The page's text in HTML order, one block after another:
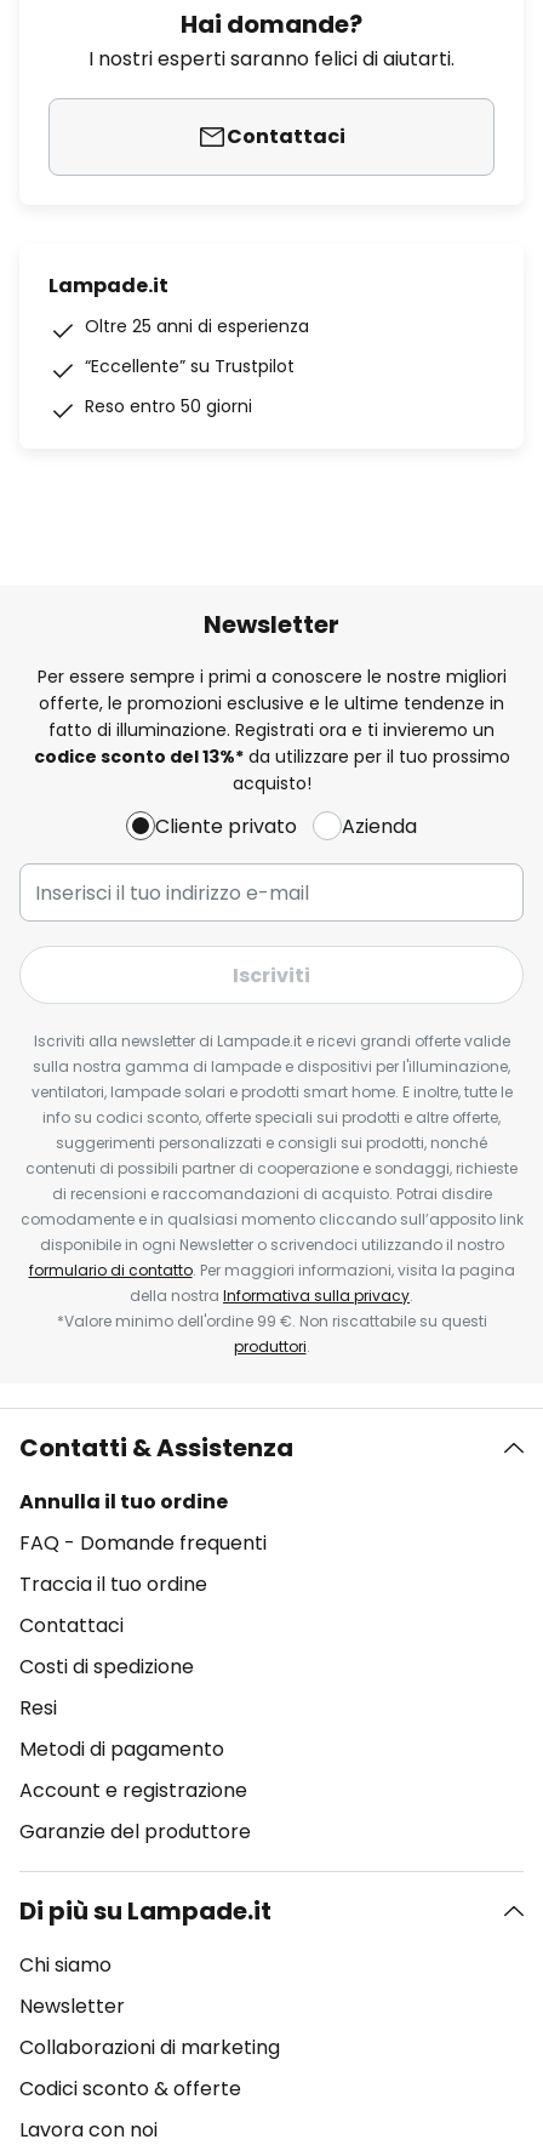
Hai domande?
I nostri esperti saranno felici di aiutarti.
Contattaci
Lampade.it
Oltre 25 anni di esperienza
“Eccellente” su Trustpilot
Reso entro 50 giorni
Newsletter
Per essere sempre i primi a conoscere le nostre migliori
offerte, le promozioni esclusive e le ultime tendenze in
fatto di illuminazione. Registrati ora e ti invieremo un
codice sconto del13%*da utilizzare per il tuo prossimo
acquisto!
Cliente privato Azienda
Iscriviti
Iscriviti alla newsletter di Lampade.it e ricevi grandi offerte valide
sulla nostra gamma di lampade e dispositivi per l'illuminazione,
ventilatori, lampade solari e prodotti smart home. E inoltre, tutte le
info su codici sconto, offerte speciali sui prodotti e altre offerte,
suggerimenti personalizzati e consigli sui prodotti, nonché
contenuti di possibili partner di cooperazione e sondaggi, richieste
di recensioni e raccomandazioni di acquisto. Potrai disdire
comodamente e in qualsiasi momento cliccando sull’apposito link
disponibile in ogni Newsletter o scrivendoci utilizzando il nostro
formulario di contatto. Per maggiori informazioni, visita la pagina
della nostra Informativa sulla privacy.
*Valore minimo dell'ordine 99 €. Non riscattabile su questi
produttori.
Contatti & Assistenza
Annulla il tuo ordine
FAQ - Domande frequenti
Traccia il tuo ordine
Contattaci
Costi di spedizione
Resi
Metodi di pagamento
Account e registrazione
Garanzie del produttore
Di più su Lampade.it
Chi siamo
Newsletter
Collaborazioni di marketing
Codici sconto & offerte
Lavora con noi